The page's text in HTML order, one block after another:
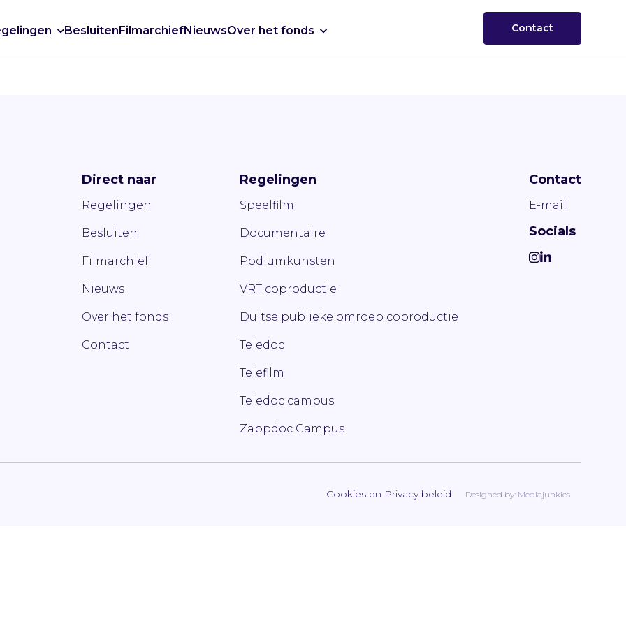
BesluitenFilmarchiefNieuwsOver het fonds Contact
Direct naar
Regelingen
Besluiten
Filmarchief
Nieuws
Over het fonds
Contact
Regelingen
Speelfilm
Documentaire
Podiumkunsten
VRT coproductie
Duitse publieke omroep coproductie
Teledoc
Telefilm
Teledoc campus
Zappdoc Campus
Contact
E-mail
Socials
Cookies en Privacy beleid Designed by: Mediajunkies